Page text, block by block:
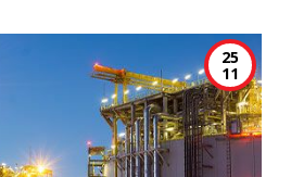
25
11